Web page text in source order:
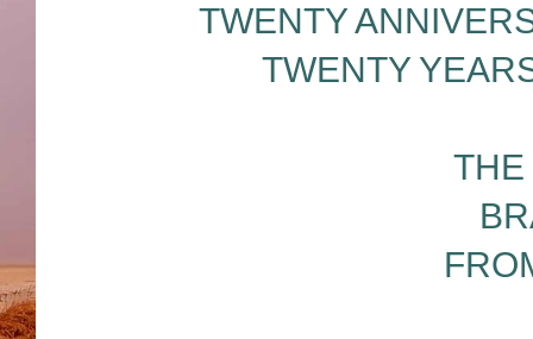
TWENTY
TWENTY
THE